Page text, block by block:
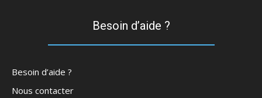
Besoin d’aide ?
Besoin d’aide ?
Nous contacter